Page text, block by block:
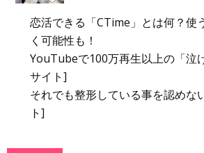
恋活できる「CTime」とは何？使
く可能性も！
YouTubeで100万再生以上の「泣
サイト]
それでも整形している事を認めな
ト]